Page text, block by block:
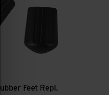
Feet Repl.